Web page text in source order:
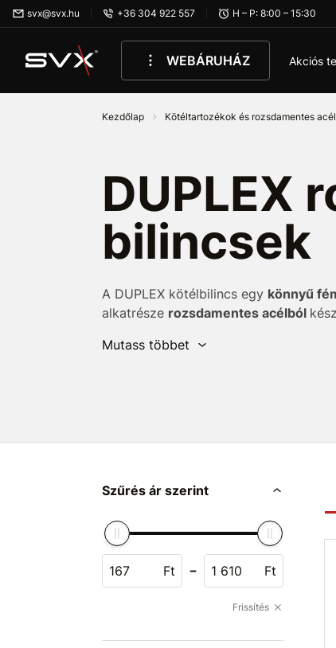
Ugrás az oldal fő részéhez
svx@svx.hu +36 304 922 557 H – P: 8:00 – 15:30
WEBÁRUHÁZ Akciós
Kezdőlap Kötéltartozékok és rozsdamentes
DUPLEX
bilincsek
A DUPLEX kötélbilincs egy könnyű
alkatrésze rozsdamentes acélból
Mutass többet
Szűrés ár szerint
Ft - Ft
Frissítés